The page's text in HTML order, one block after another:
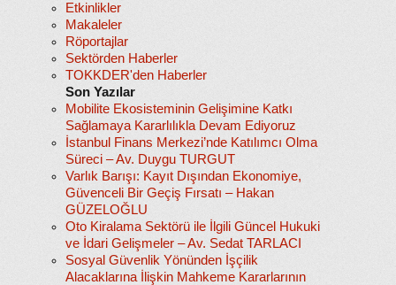
Etkinlikler
Makaleler
Röportajlar
Sektörden Haberler
TOKKDER'den Haberler
Son Yazılar
Mobilite Ekosisteminin Gelişimine Katkı
Sağlamaya Kararlılıkla Devam Ediyoruz
İstanbul Finans Merkezi’nde Katılımcı Olma
Süreci – Av. Duygu TURGUT
Varlık Barışı: Kayıt Dışından Ekonomiye,
Güvenceli Bir Geçiş Fırsatı – Hakan
GÜZELOĞLU
Oto Kiralama Sektörü ile İlgili Güncel Hukuki
ve İdari Gelişmeler – Av. Sedat TARLACI
Sosyal Güvenlik Yönünden İşçilik
Alacaklarına İlişkin Mahkeme Kararlarının